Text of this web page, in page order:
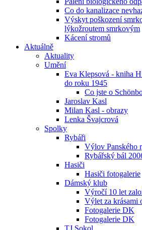
Co do kanalizace
Výskyt poškození
lýkožroutem smrkovým
Kácení stromů
Aktuálně
Aktuality
Umění
Eva Klepsová - kniha
do roku 1945
Co jste o
Jaroslav Kasl
Milan Kasl - obrazy
Lenka Švajcrová
Spolky
Rybáři
Výlov Panského
Rybářský bál
Hasiči
Hasiči fotogalerie
Dámský klub
Výročí 10 let
Výlet za krásami
Fotogalerie DK
Fotogalerie DK
TJ Sokol